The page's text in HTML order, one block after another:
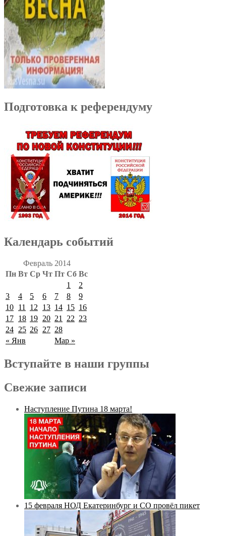
Подготовка к референдуму
Календарь событий
Февраль 2014
Пн Вт Ср Чт Пт Сб Вс
« Янв Мар »
1
2
3
4 5 6 7 8
9
10 11 12 13 14 15 16
17 18 19 20 21 22 23
24 25 26 27 28
Вступайте в наши группы
Свежие записи
Наступление Путина 18 марта!
15 февраля НОД Екатеринбург и СО провёл пикет